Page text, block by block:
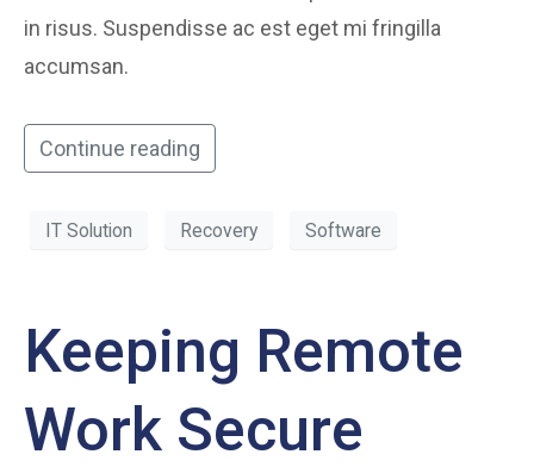
in risus. Suspendisse ac est eget mi fringilla
accumsan.
Continue reading
IT Solution Recovery Software
Keeping Remote
Work Secure